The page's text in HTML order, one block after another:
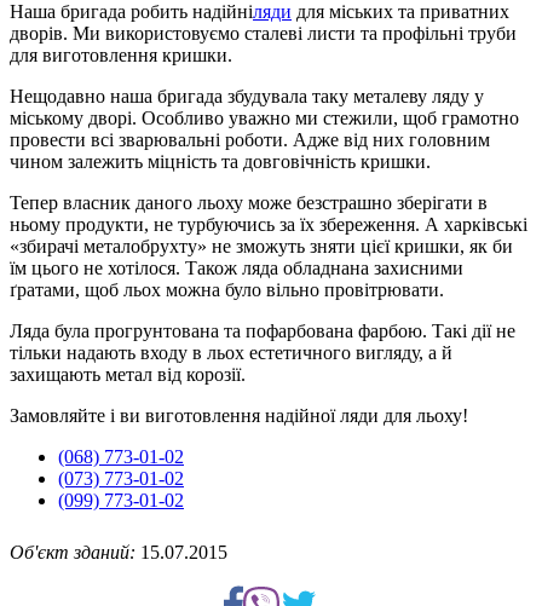
Наша бригада робить надійніляди для міських та приватних
дворів. Ми використовуємо сталеві листи та профільні труби
для виготовлення кришки.
Нещодавно наша бригада збудувала таку металеву ляду у
міському дворі. Особливо уважно ми стежили, щоб грамотно
провести всі зварювальні роботи. Адже від них головним
чином залежить міцність та довговічність кришки.
Тепер власник даного льоху може безстрашно зберігати в
ньому продукти, не турбуючись за їх збереження. А харківські
«збирачі металобрухту» не зможуть зняти цієї кришки, як би
їм цього не хотілося. Також ляда обладнана захисними
ґратами, щоб льох можна було вільно провітрювати.
Ляда була прогрунтована та пофарбована фарбою. Такі дії не
тільки надають входу в льох естетичного вигляду, а й
захищають метал від корозії.
Замовляйте і ви виготовлення надійної ляди для льоху!
(068) 773-01-02
(073) 773-01-02
(099) 773-01-02
Об'єкт зданий: 15.07.2015